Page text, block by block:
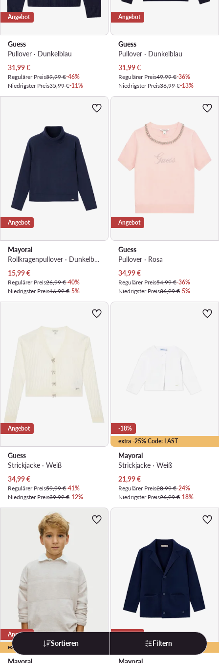
Angebot
Guess
Pullover · Dunkelblau
Aktueller Preis
31,99€
Regulärer Preis59,99 €-46%
Niedrigster Preis35,99 €-11%
Angebot
Guess
Pullover · Dunkelblau
Aktueller Preis
31,99€
Regulärer Preis49,99 €-36%
Niedrigster Preis36,99 €-13%
Angebot
Mayoral
Rollkragenpullover · Dunkelblau
Aktueller Preis
15,99€
Regulärer Preis26,99 €-40%
Niedrigster Preis16,99 €-5%
Angebot
Guess
Pullover · Rosa
Aktueller Preis
34,99€
Regulärer Preis54,99 €-36%
Niedrigster Preis36,99 €-5%
Angebot
Guess
Strickjacke · Weiß
Aktueller Preis
34,99€
Regulärer Preis59,99 €-41%
Niedrigster Preis39,99 €-12%
extra -25% Code: LAST
-18%
Mayoral
Strickjacke · Weiß
Aktueller Preis
21,99€
Regulärer Preis28,99 €-24%
Niedrigster Preis26,99 €-18%
extra -25% Code: LAST
Angebot
Mayoral
extra -25% Code: LAST
Angebot
Mayoral
Sortieren Filtern